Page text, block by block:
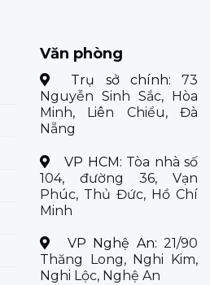
Văn phòng
Trụ sở chính: 73
Nguyễn Sinh Sắc, Hòa
Minh, Liên Chiểu, Đà
Nẵng
VP HCM: Tòa nhà số
104, đường 36, Vạn
Phúc, Thủ Đức, Hồ Chí
Minh
VP Nghệ An: 21/90
Thăng Long, Nghi Kim,
Nghi Lộc, Nghệ An